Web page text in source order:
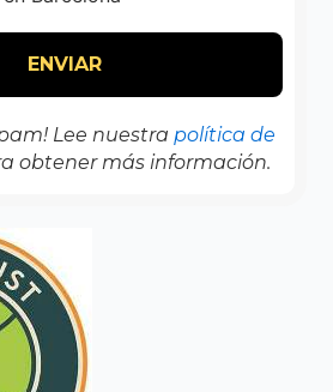
Lee nuestra política de
obtener más información.